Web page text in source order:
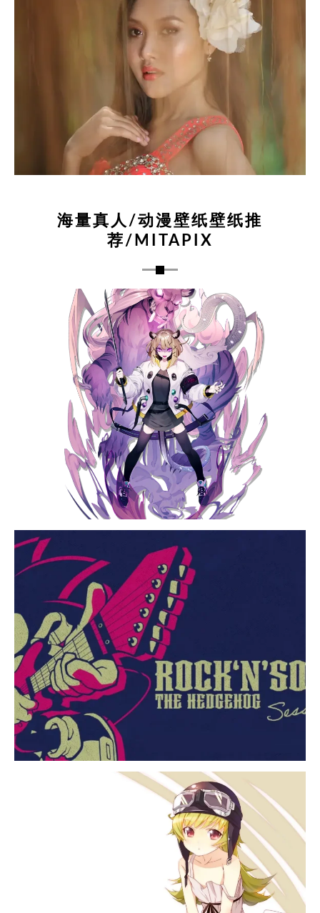
海量真人/动漫壁纸壁纸推
荐/MITAPIX